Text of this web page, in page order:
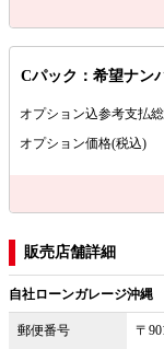
Cパック：希望ナン
オプション込参考支払
オプション価格(税込)
販売店舗詳細
自社ローンガレージ沖縄
郵便番号 〒